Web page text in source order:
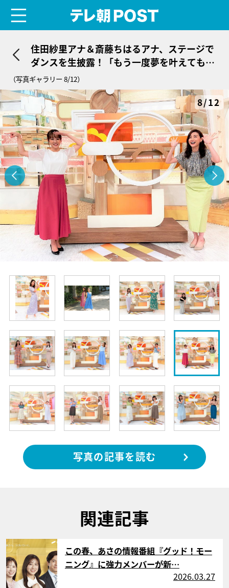
住田紗里アナ＆斎藤ちはるアナ、ステージで
ダンスを生披露！「もう一度夢を叶えてもら
う気分です」
（写真ギャラリー 8/12）
8/12
写真の記事を読む
関連記事
サムネイル
この春、あさの情報番組『グッド！モー
ニング』に強力メンバーが新…
2026.03.27